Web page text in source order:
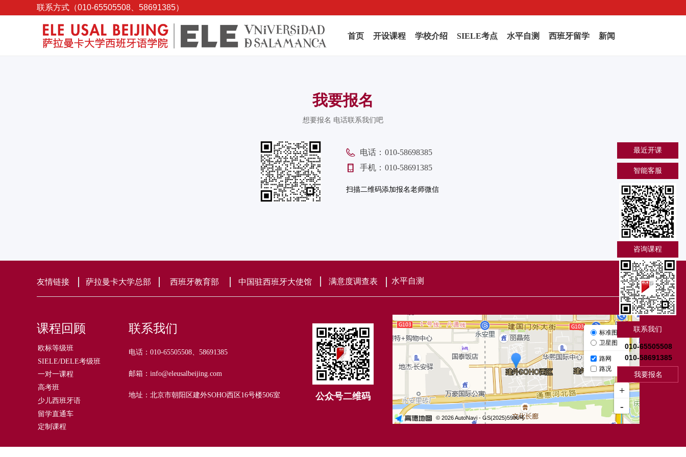
首页 开设课程 学校介绍 SIELE考点 水平自测 西班牙留学 新闻
联系方式（010-65505508、58691385）
扫描二维码添加报名老师微信
电话： 010-58698385
手机： 010-58691385
我要报名
想要报名 电话联系我们吧
公众号二维码
联系我们
电话：010-65505508、58691385
邮箱：info@eleusalbeijing.com
地址：北京市朝阳区建外SOHO西区16号楼506室
友情链接 萨拉曼卡大学总部 西班牙教育部 满意度调查表 水平自测
中国驻西班牙大使馆
中国驻西班牙大使馆
课程回顾
欧标等级班
SIELE/DELE考级班
一对一课程
高考班
少儿西班牙语
留学直通车
定制课程
最近开课
智能客服
联系我们
010-65505508
010-58691385
咨询课程
我要报名